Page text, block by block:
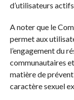
d’utilisateurs
A noter que le
permet aux
l’engagement du
communautaires
matière de
caractère sexuel